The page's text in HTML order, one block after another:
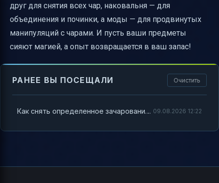
друг для снятия всех чар, наковальня — для
объединения и починки, а моды — для продвинутых
манипуляций с чарами. И пусть ваши предметы
сияют магией, а опыт возвращается в ваш запас!
РАНЕЕ ВЫ ПОСЕЩАЛИ Очистить
Как снять определенное зачарование с предмета Minecraft — полный и яркий гайд 09.08.2026 12:22